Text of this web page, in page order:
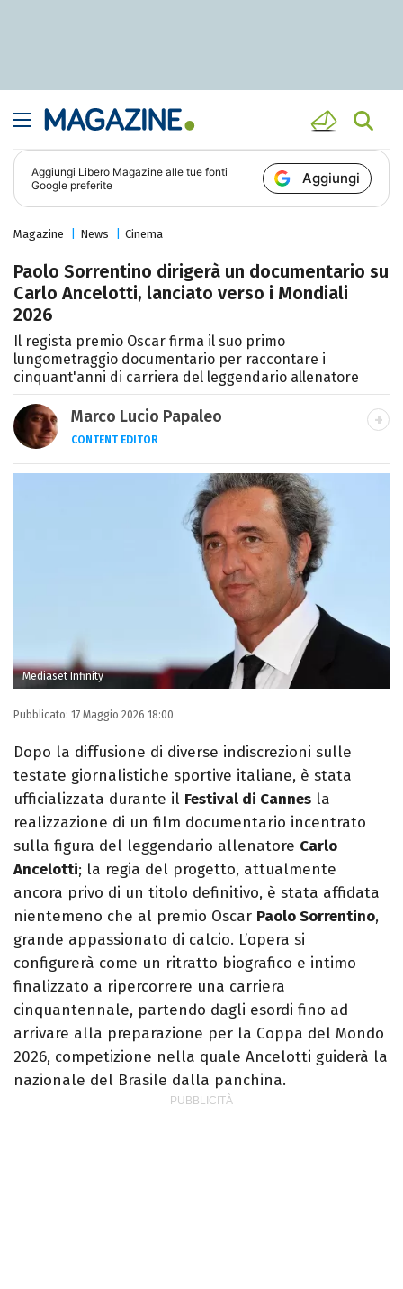
Aggiungi Libero Magazine alle tue fonti
Google preferite
Aggiungi
Magazine News Cinema
Paolo Sorrentino dirigerà un documentario su
Carlo Ancelotti, lanciato verso i Mondiali
2026
Il regista premio Oscar firma il suo primo
lungometraggio documentario per raccontare i
cinquant'anni di carriera del leggendario allenatore
Marco Lucio Papaleo
CONTENT EDITOR
LINKEDIN
FACEBOOK ALTRI SITI
Per vivere (in ogni senso) scrivo e descrivo:
mi interessa molto il contenuto, ma spesso
resto affascinato dall'utilizzo del
contenitore. Amo Tetris e le narrazioni
Mediaset Infinity
Pubblicato: 17 Maggio 2026 18:00
Dopo la diffusione di diverse indiscrezioni sulle
testate giornalistiche sportive italiane, è stata
ufficializzata durante il Festival di Cannes la
realizzazione di un film documentario incentrato
sulla figura del leggendario allenatore Carlo
Ancelotti; la regia del progetto, attualmente
ancora privo di un titolo definitivo, è stata affidata
nientemeno che al premio Oscar Paolo Sorrentino,
grande appassionato di calcio. L’opera si
configurerà come un ritratto biografico e intimo
finalizzato a ripercorrere una carriera
cinquantennale, partendo dagli esordi fino ad
arrivare alla preparazione per la Coppa del Mondo
2026, competizione nella quale Ancelotti guiderà la
nazionale del Brasile dalla panchina.